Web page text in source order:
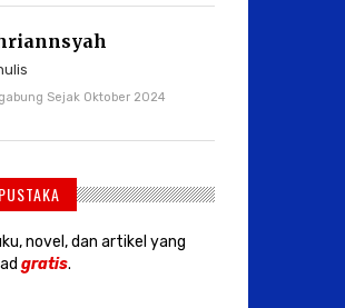
Sejak Oktober 2024
PUSTAKA
novel, dan artikel yang
gratis.